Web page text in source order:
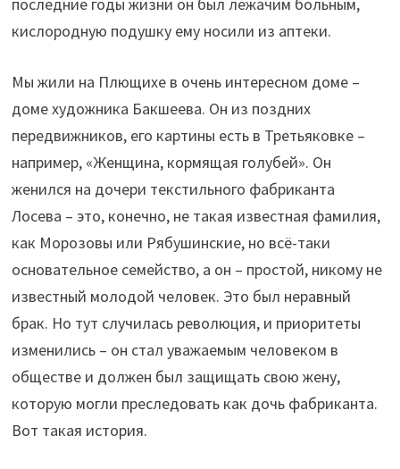
кислородную подушку ему носили из аптеки.
Мы жили на Плющихе в очень интересном доме –
доме художника Бакшеева. Он из поздних
передвижников, его картины есть в Третьяковке –
например, «Женщина, кормящая голубей». Он
женился на дочери текстильного фабриканта
Лосева – это, конечно, не такая известная фамилия,
как Морозовы или Рябушинские, но всё-таки
основательное семейство, а он – простой, никому не
известный молодой человек. Это был неравный
брак. Но тут случилась революция, и приоритеты
изменились – он стал уважаемым человеком в
обществе и должен был защищать свою жену,
которую могли преследовать как дочь фабриканта.
Вот такая история.